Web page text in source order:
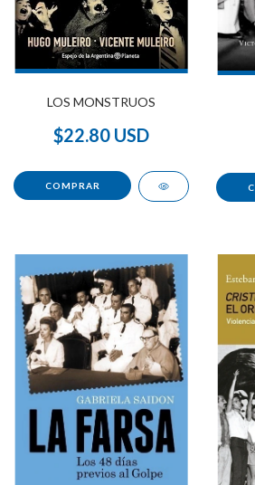
LOS MONSTRUOS
$22.80 USD